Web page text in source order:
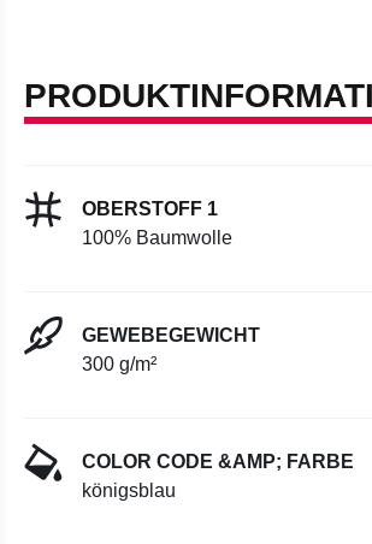
OBERSTOFF 1
100% Baumwolle
GEWEBEGEWICHT
300 g/m²
COLOR CODE &AMP; FARBE
königsblau